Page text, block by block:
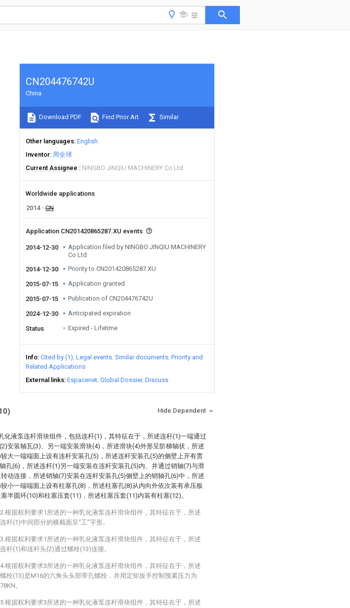
CN204476742U
China
Download PDF Find Prior Art Similar
Other languages English
Inventor 周全球
Current Assignee
NINGBO JINQIU MACHINERY Co Ltd
Worldwide applications
2014
CN
Application CN201420865287.XU events
2014-12-30
Application filed by NINGBO JINQIU MACHINERY
Co Ltd
2014-12-30
Priority to CN201420865287.XU
2015-07-15 Application granted
2015-07-15 Publication of CN204476742U
2024-12-30 Anticipated expiration
Status Expired - Lifetime
Info Cited by (1) Legal events Similar documents Priority and
Related Applications
External links Espacenet Global Dossier Discuss
Hide Dependent
化液泵连杆滑块组件，包括连杆(1)，其特征在于，所述连杆(1)一端通过
安装轴瓦(3)、另一端安装滑块(4)，所述滑块(4)外形呈阶梯轴状，所述
大一端端面上设有连杆安装孔(5)，所述连杆安装孔(5)的侧壁上开有贯
孔(6)，所述连杆(1)另一端安装在连杆安装孔(5)内、并通过销轴(7)与滑
动连接，所述销轴(7)安装在连杆安装孔(5)侧壁上的销轴孔(6)中，所述
小一端端面上设有柱塞孔(8)，所述柱塞孔(8)从内向外依次装有承压板
半圆环(10)和柱塞压套(11)，所述柱塞压套(11)内装有柱塞(12)。
2.根据权利要求1所述的一种乳化液泵连杆滑块组件，其特征在于，所述
连杆(1)中间部分的横截面呈“工”字形。
3.根据权利要求1所述的一种乳化液泵连杆滑块组件，其特征在于，所述
连杆(1)和连杆头(2)通过螺栓(13)连接。
4.根据权利要求3所述的一种乳化液泵连杆滑块组件，其特征在于，所述
螺栓(13)是M16的六角头头部带孔螺栓，并用定矩扳手控制预紧压力为
78KN。
5.根据权利要求3所述的一种乳化液泵连杆滑块组件，其特征在于，所述